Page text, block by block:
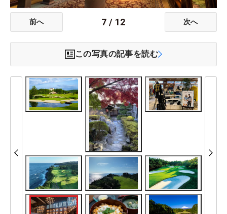
前へ 7 / 12 次へ
この写真の記事を読む